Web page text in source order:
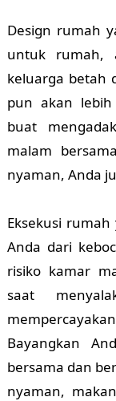
Design rumah
untuk rumah,
keluarga betah
pun akan
buat
malam
nyaman, Anda
Eksekusi
Anda dari
risiko kamar
saat
Bayangkan
bersama dan
nyaman,